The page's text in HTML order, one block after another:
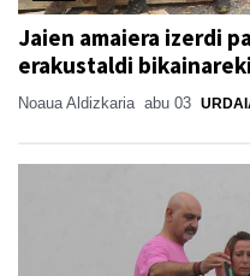
Jaien amaiera izerdi
erakustaldi
Noaua Aldizkaria abu 03